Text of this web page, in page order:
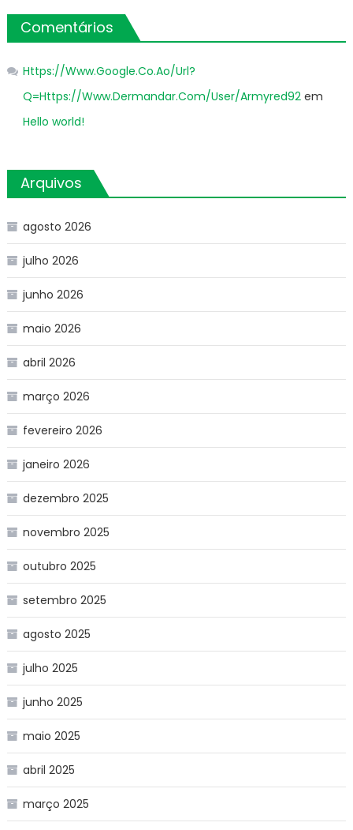
Comentários
Https://Www.Google.Co.Ao/Url?
Q=Https://Www.Dermandar.Com/User/Armyred92em
Hello world!
Arquivos
agosto 2026
julho 2026
junho 2026
maio 2026
abril 2026
março 2026
fevereiro 2026
janeiro 2026
dezembro 2025
novembro 2025
outubro 2025
setembro 2025
agosto 2025
julho 2025
junho 2025
maio 2025
abril 2025
março 2025